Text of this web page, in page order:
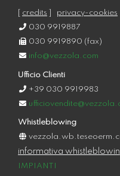
credits
privacy-cookies
030 9919887
030 9919890 (fax)
info@vezzola.com
Ufficio Clienti
+39 030 9919983
Whistleblowing
informativa
IMPIANTI